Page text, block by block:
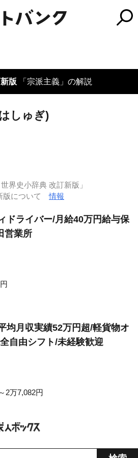
版 「宗派主義」の解説
しゅぎ)
界史小辞典 改訂新版」
版について情報
ドライバー/月給40万円給与保
営業所
均月収実績52万円超/軽貨物オ
自由シフト/未経験歓迎
2万7,082円